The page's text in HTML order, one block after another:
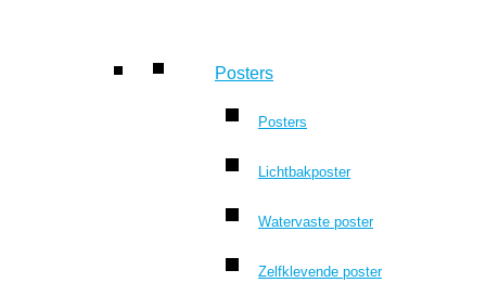
Posters
Posters
Lichtbakposter
Watervaste poster
Zelfklevende poster